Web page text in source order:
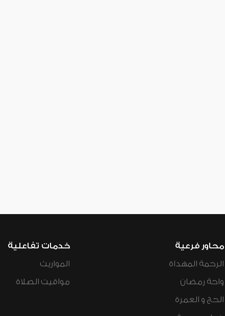
محاور فرعية
الرحمة المهداة
واحة رمضان
الحج و العمرة
خدمات تفاعلية
المواريث
مواقيت الصلاة